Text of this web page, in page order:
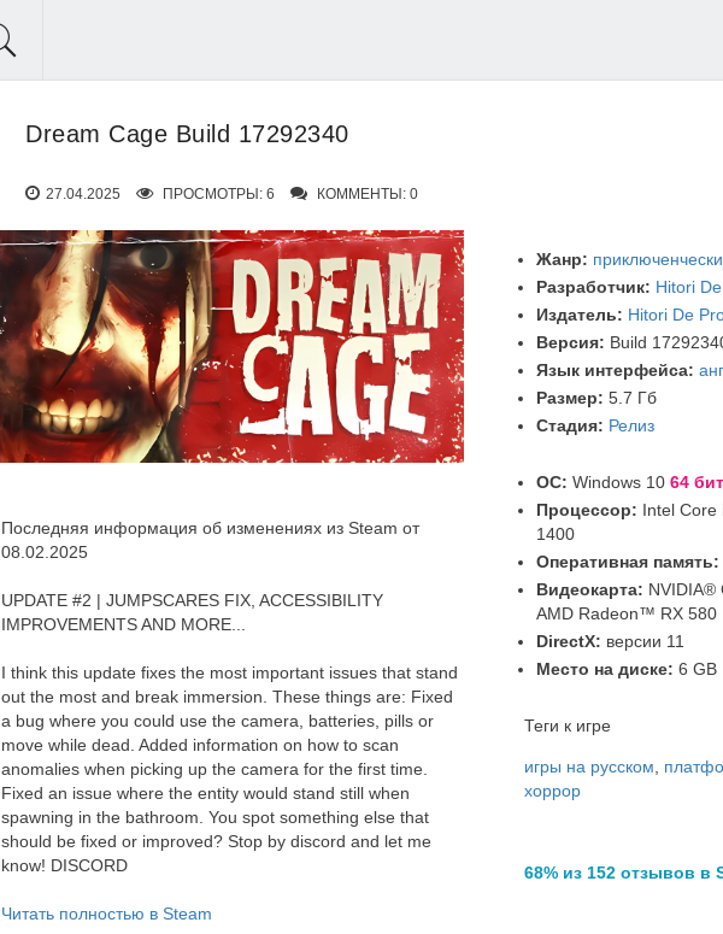
Dream Cage Build 17292340
27.04.2025 ПРОСМОТРЫ: 6 КОММЕНТЫ: 0
Последняя информация об изменениях из Steam от
08.02.2025
UPDATE #2 | JUMPSCARES FIX, ACCESSIBILITY
IMPROVEMENTS AND MORE...
I think this update fixes the most important issues that stand
out the most and break immersion. These things are: Fixed
a bug where you could use the camera, batteries, pills or
move while dead. Added information on how to scan
anomalies when picking up the camera for the first time.
Fixed an issue where the entity would stand still when
spawning in the bathroom. You spot something else that
should be fixed or improved? Stop by discord and let me
know! DISCORD
Читать полностью в Steam
Жанр:
Разработчик: Hitori
Издатель: Hitori De
Версия: Build
Язык интерфейса:
Размер: 5.7 Гб
Стадия: Релиз
ОС: Windows 10 64
Процессор: Intel Core
1400
Оперативная память:
Видеокарта: NVIDIA®
AMD Radeon™ RX 580
DirectX: версии 11
Место на диске: 6 GB
Теги к игре
игры на русском
хоррор
68% из 152 отзывов в